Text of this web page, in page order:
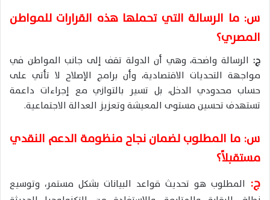
س: ما الرسالة التي تحملها هذه القرارات للمواطن
المصري؟
ج: الرسالة واضحة، وهي أن الدولة تقف إلى جانب المواطن في
مواجهة التحديات الاقتصادية، وأن برامج الإصلاح لا تأتي على
حساب محدودي الدخل، بل تسير بالتوازي مع إجراءات داعمة
تستهدف تحسين مستوى المعيشة وتعزيز العدالة الاجتماعية.
س: ما المطلوب لضمان نجاح منظومة الدعم النقدي
مستقبلاً؟
ج: المطلوب هو تحديث قواعد البيانات بشكل مستمر، وتوسيع